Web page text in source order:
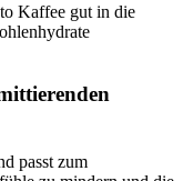
Kaffee gut in die
passt zum